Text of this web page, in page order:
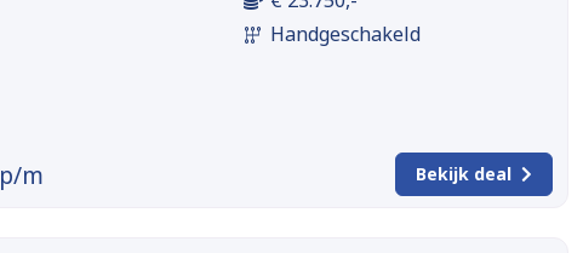
Handgeschakeld
p/m Bekijk deal